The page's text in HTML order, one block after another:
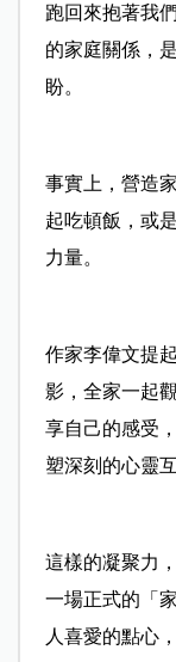
跑回來抱著我
的家庭關係，
盼。
事實上，營造
起吃頓飯，或
力量。
作家李偉文提
影，全家一起
享自己的感受
塑深刻的心靈
這樣的凝聚力
一場正式的「
人喜愛的點心